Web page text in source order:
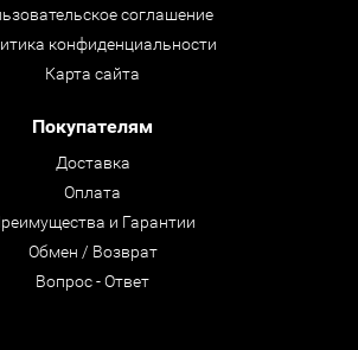
соглашение
конфиденциальности
Карта сайта
Покупателям
Доставка
Оплата
и Гарантии
Обмен / Возврат
Вопрос - Ответ